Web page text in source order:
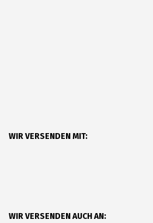
WIR VERSENDEN MIT:
WIR VERSENDEN AUCH AN: